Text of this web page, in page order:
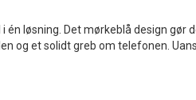
løsning. Det mørkeblå design gør
og et solidt greb om telefonen.